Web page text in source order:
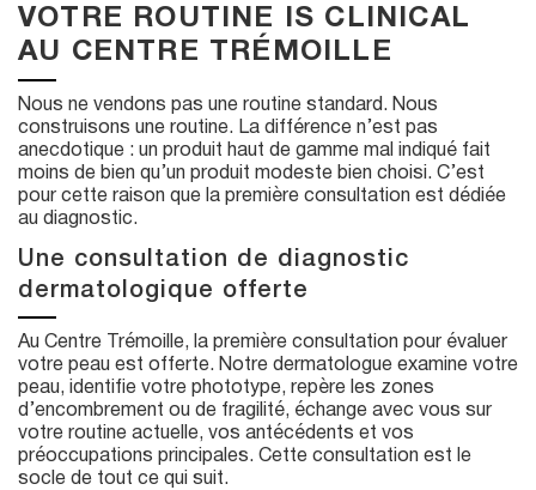
VOTRE ROUTINE IS CLINICAL
AU CENTRE TRÉMOILLE
Nous ne vendons pas une routine standard. Nous
construisons une routine. La différence n’est pas
anecdotique : un produit haut de gamme mal indiqué fait
moins de bien qu’un produit modeste bien choisi. C’est
pour cette raison que la première consultation est dédiée
au diagnostic.
Une consultation de diagnostic
dermatologique offerte
Au Centre Trémoille, la première consultation pour évaluer
votre peau est offerte. Notre dermatologue examine votre
peau, identifie votre phototype, repère les zones
d’encombrement ou de fragilité, échange avec vous sur
votre routine actuelle, vos antécédents et vos
préoccupations principales. Cette consultation est le
socle de tout ce qui suit.